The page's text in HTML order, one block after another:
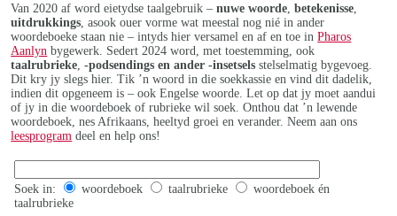
Van 2020 af word eietydse taalgebruik –nuwe woorde ,betekenisse
uitdrukkings , asook ouer vorme wat meestal nog nié in ander
woordeboeke staan nie – intyds hier versamel en af en toe inPharos
Aanlyn bygewerk. Sedert 2024 word, met toestemming, ook
taalrubrieke ,-podsendings en ander -insetsels stelselmatig bygevoeg.
Dit kry jy slegs hier. Tik ’n woord in die soekkassie en vind dit dadelik,
indien dit opgeneem is – ook Engelse woorde. Let op dat jy moet aandui
of jy in die woordeboek of rubrieke wil soek. Onthou dat ’n lewende
woordeboek, nes Afrikaans, heeltyd groei en verander. Neem aan ons
leesprogram deel en help ons!
Soek in: woordeboek taalrubrieke
woordeboek én
taalrubrieke